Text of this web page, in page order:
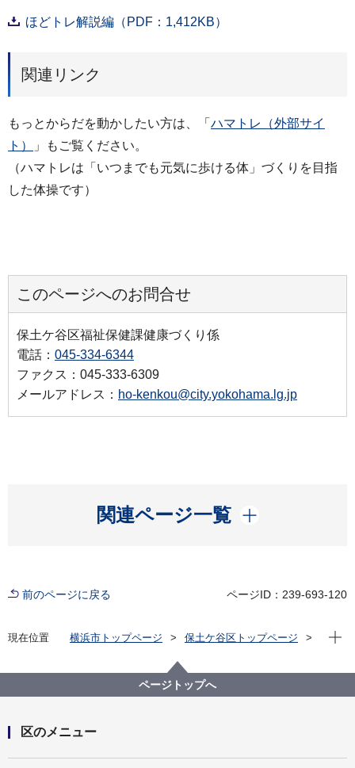
ほどトレ解説編（PDF：1,412KB）
関連リンク
もっとからだを動かしたい方は、「 ハマトレ（外部サイ
ト）
」もご覧ください。
（ハマトレは「いつまでも元気に歩ける体」づくりを目指
した体操です）
このページへのお問合せ
保土ケ谷区福祉保健課健康づくり係
電話： 045-334-6344
ファクス：045-333-6309
メールアドレス： ho-kenkou@city.yokohama.lg.jp
関連ページ一覧
開く
前のページに戻る ページID：239-693-120
現在位置 横浜市トップページ
保土ケ谷区トップページ
ほどトレ～肩こり解消編～
現在
ページトップへ
区のメニュー